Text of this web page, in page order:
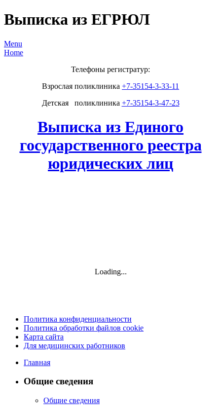
Выписка из ЕГРЮЛ
Menu
Home
Телефоны регистратур:
Взрослая поликлиника +7-35154-3-33-11
Детская поликлиника +7-35154-3-47-23
Выписка из Единого
государственного реестра
юридических лиц
Loading...
Политика конфиденциальности
Политика обработки файлов cookie
Карта сайта
Для медицинских работников
Главная
Общие сведения
Общие сведения